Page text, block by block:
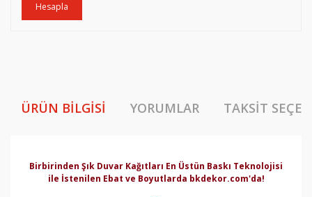
Hesapla
ÜRÜN BILGISI YORUMLAR TAKSIT
Birbirinden Şık Duvar Kağıtları En Üstün Baskı Teknolojisi
ile İstenilen Ebat ve Boyutlarda bkdekor.com'da!